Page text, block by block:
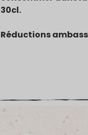
30cl.
Réductions